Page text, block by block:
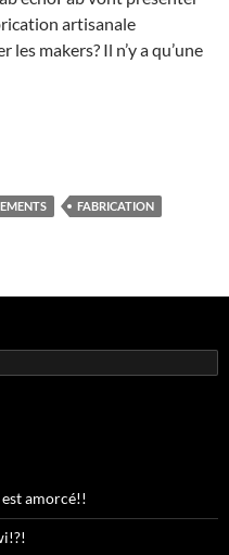
artisanale
makers? Il n’y a qu’une
FABRICATION
amorcé!!